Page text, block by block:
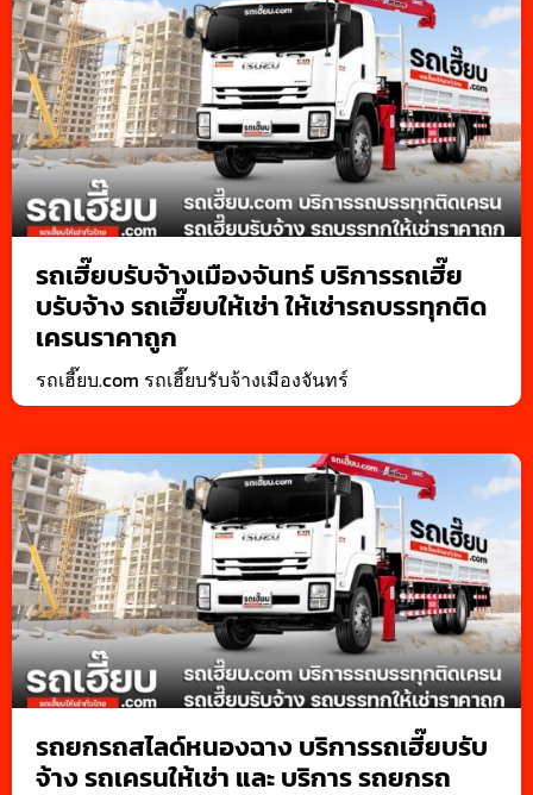
รถเฮี๊ยบรับจ้างเมืองจันทร์ บริการรถเฮี๊ย
บรับจ้าง รถเฮี๊ยบให้เช่า ให้เช่ารถบรรทุกติด
เครนราคาถูก
รถเฮี๊ยบ.com รถเฮี๊ยบรับจ้างเมืองจันทร์
รถยกรถสไลด์หนองฉาง บริการรถเฮี๊ยบรับ
จ้าง รถเครนให้เช่า และ บริการ รถยกรถ